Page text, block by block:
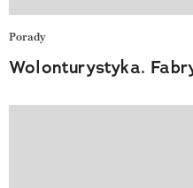
Porady
Wolonturystyka.